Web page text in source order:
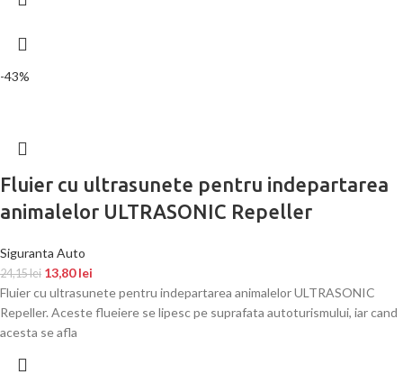
-43%
Fluier cu ultrasunete pentru indepartarea
animalelor ULTRASONIC Repeller
Siguranta Auto
24,15lei 13,80lei
Fluier cu ultrasunete pentru indepartarea animalelor ULTRASONIC
Repeller. Aceste flueiere se lipesc pe suprafata autoturismului, iar cand
acesta se afla